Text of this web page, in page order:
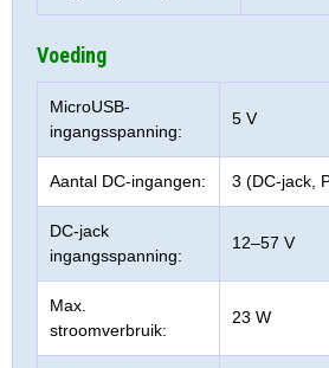
Voeding
MicroUSB-
ingangsspanning:
5 V
Aantal DC-ingangen: 3 (DC-jack,
DC-jack
ingangsspanning:
12–57 V
Max.
stroomverbruik:
23 W